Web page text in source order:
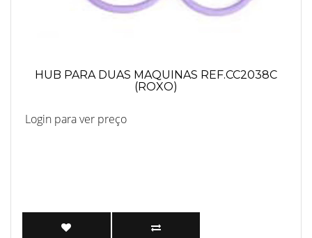
HUB PARA DUAS MAQUINAS REF.CC2038C
(ROXO)
Login para ver preço